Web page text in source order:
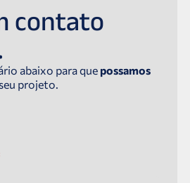
contato
abaixo para que possamos
projeto.